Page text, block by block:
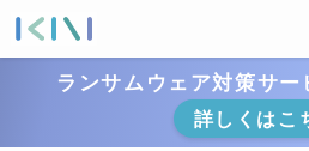
ランサムウェア対策サー
詳しくはこ